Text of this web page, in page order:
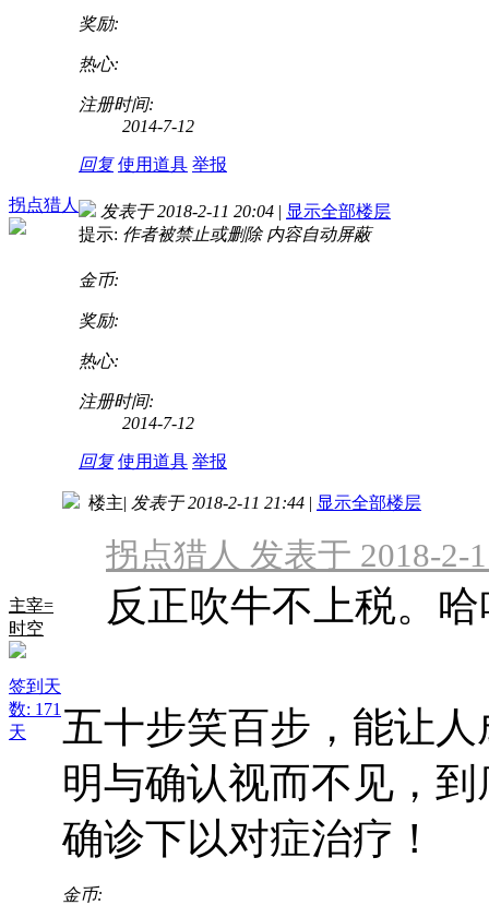
奖励:
热心:
注册时间:
2014-7-12
回复 使用道具 举报
拐点猎人 发表于 2018-2-11 20:04 | 显示全部楼层
提示: 作者被禁止或删除 内容自动屏蔽
金币:
奖励:
热心:
注册时间:
2014-7-12
回复 使用道具 举报
主宰=
时空
签到天
数: 171
天
楼主| 发表于 2018-2-11 21:44 | 显示全部楼层
拐点猎人 发表于 2018-2-
反正吹牛不上税。
五十步笑百步，能让
明与确认视而不见，
确诊下以对症治疗！
金币: